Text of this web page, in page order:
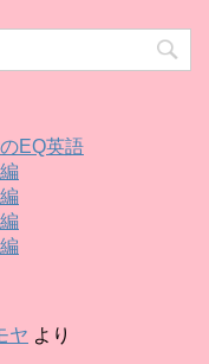
EQ英語
ヤ より